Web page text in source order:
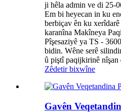
ji hêla admin ve di 25-
Em bi heyecan in ku
berbiçav ên ku
karanîna Makîneya
Pîşesaziyê ya TS -
bidin. Wêne serê
û piştî paqijkirinê nîşan
Zêdetir bixwîne
Gavên